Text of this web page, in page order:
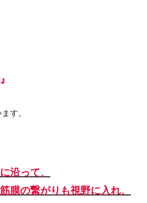
す。
沿って、
膜の繋がりも視野に入れ、